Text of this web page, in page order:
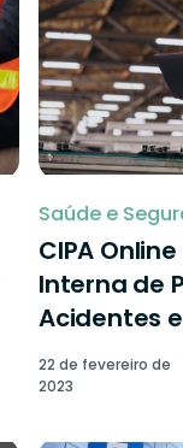
Saúde e
CIPA
Interna de
Acidentes
22 de fevereiro de
2023